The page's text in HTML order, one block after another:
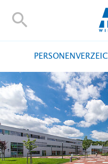
FORSCHUNG UND
ALUMNI
HOCHSCHULE
INTERNATIONAL
BESCHÄFTIGTE